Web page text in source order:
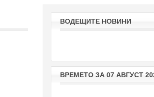
ВОДЕЩИТЕ НОВИНИ
ВРЕМЕТО ЗА 07 АВГУСТ